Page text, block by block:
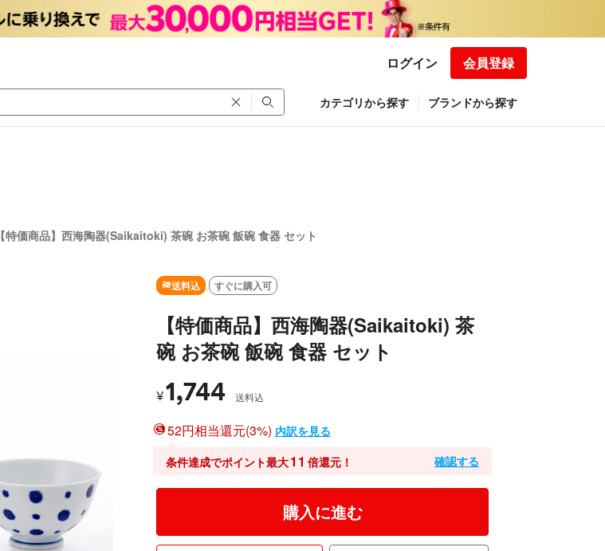
ログイン 会員登録
カテゴリから探す ブランドから探す
【特価商品】西海陶器(Saikaitoki) 茶碗 お茶碗 飯碗 食器 セット
送料込 すぐに購入可
【特価商品】西海陶器(Saikaitoki) 茶
碗 お茶碗 飯碗 食器 セット
¥1,744 送料込
52円相当還元(3%) 内訳を見る
条件達成でポイント最大11 倍還元！ 確認する
購入に進む